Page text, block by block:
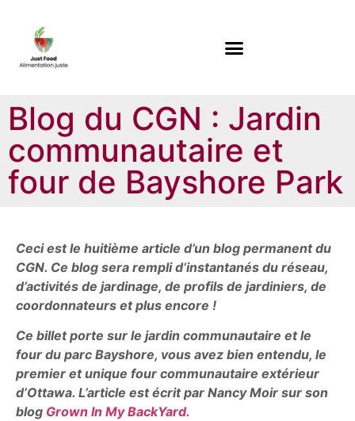
Blog du CGN : Jardin
communautaire et
four de Bayshore Park
Ceci est le huitième article d’un blog permanent du
CGN. Ce blog sera rempli d’instantanés du réseau,
d’activités de jardinage, de profils de jardiniers, de
coordonnateurs et plus encore !
Ce billet porte sur le jardin communautaire et le
four du parc Bayshore, vous avez bien entendu, le
premier et unique four communautaire extérieur
d’Ottawa. L’article est écrit par Nancy Moir sur son
blog Grown In My BackYard.